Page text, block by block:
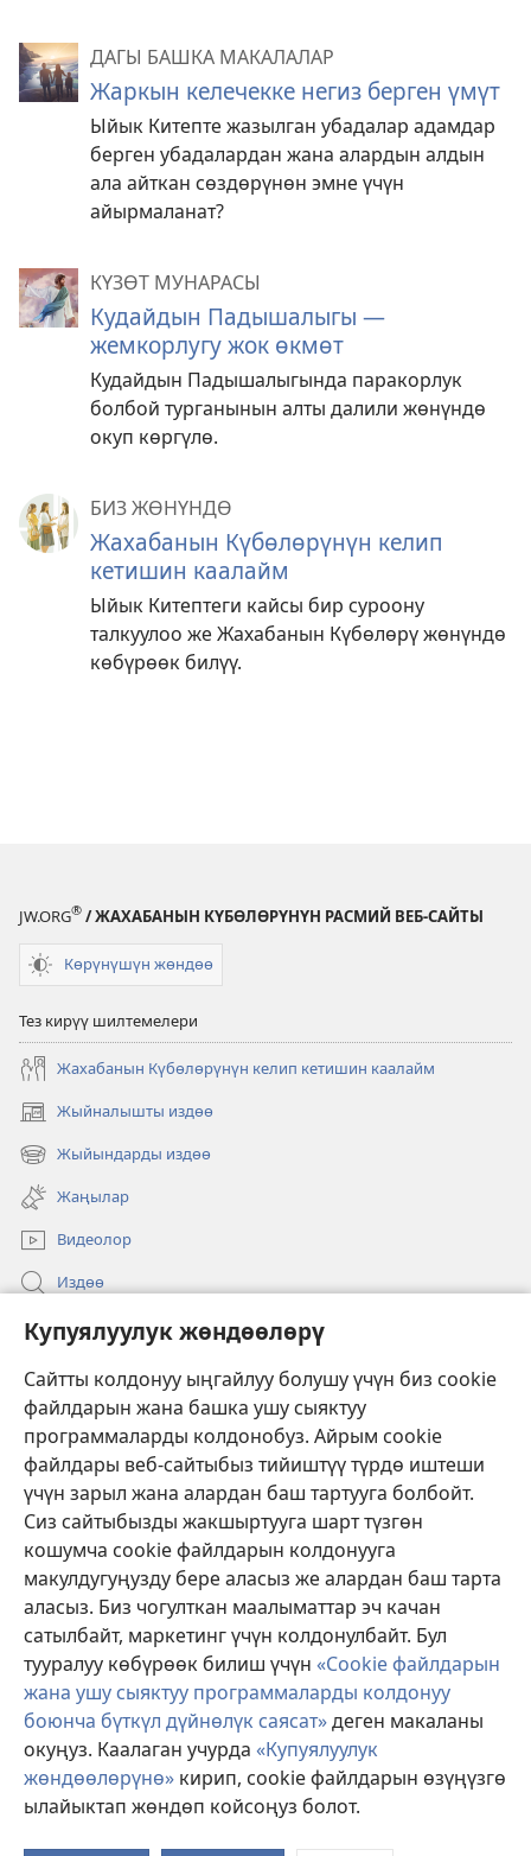
Купуялуулук жөндөөлөрү
Сайтты колдонуу ыңгайлуу болушу үчүн биз cookie
файлдарын жана башка ушу сыяктуу
программаларды колдонобуз. Айрым cookie
файлдары веб-сайтыбыз тийиштүү түрдө иштеши
үчүн зарыл жана алардан баш тартууга болбойт.
Сиз сайтыбызды жакшыртууга шарт түзгөн
кошумча cookie файлдарын колдонууга
макулдугуңузду бере аласыз же алардан баш тарта
аласыз. Биз чогулткан маалыматтар эч качан
сатылбайт, маркетинг үчүн колдонулбайт. Бул
тууралуу көбүрөөк билиш үчүн «Cookie файлдарын
жана ушу сыяктуу программаларды колдонуу
боюнча бүткүл дүйнөлүк саясат»деген макаланы
окуңуз. Каалаган учурда «Купуялуулук
жөндөөлөрүнө» кирип, cookie файлдарын өзүңүзгө
ылайыктап жөндөп койсоңуз болот.
ДАГЫ БАШКА МАКАЛАЛАР
Жаркын келечекке негиз берген үмүт
Ыйык Китепте жазылган убадалар адамдар
берген убадалардан жана алардын алдын
ала айткан сөздөрүнөн эмне үчүн
айырмаланат?
КҮЗӨТ МУНАРАСЫ
Кудайдын Падышалыгы —
жемкорлугу жок өкмөт
Кудайдын Падышалыгында паракорлук
болбой турганынын алты далили жөнүндө
окуп көргүлө.
БИЗ ЖӨНҮНДӨ
Жахабанын Күбөлөрүнүн келип
кетишин каалайм
Ыйык Китептеги кайсы бир суроону
талкуулоо же Жахабанын Күбөлөрү жөнүндө
көбүрөөк билүү.
JW.ORG® / ЖАХАБАНЫН КҮБӨЛӨРҮНҮН РАСМИЙ ВЕБ-САЙТЫ
Көрүнүшүн жөндөө
Тез кирүү шилтемелери
Жахабанын Күбөлөрүнүн келип кетишин каалайм
Жыйналышты издөө
(жаңы
терезе
ачат)
Жыйындарды издөө
(жаңы
терезе
ачат)
Жаңылар
Видеолор
Издөө
Бийлик өкүлдөрү үчүн маалымат
(жаңы
терезе
ачат)
ОНЛАЙН КИТЕПКАНА
(жаңы
терезе
ачат) JW Hub
(жаңы
терезе
ачат) JW Library
Watchtower Library
Copyright© 2026 Watch Tower Bible and Tract Society of Pennsylvania.
КОЛДОНУУ ШАРТТАРЫ| КУПУЯЛУУЛУК САЯСАТЫ
ЖӨНДӨӨЛӨРҮ